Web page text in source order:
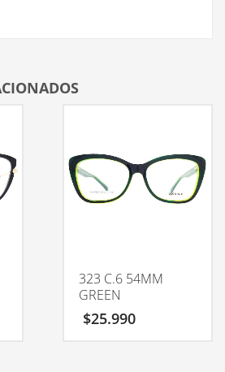
323 C.6 54MM
GREEN
$25.990